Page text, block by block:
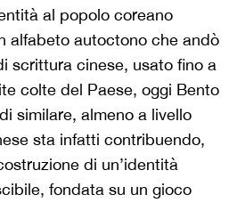
al popolo coreano
alfabeto autoctono che andò
scrittura cinese, usato fino a
colte del Paese, oggi Bento
similare, almeno a livello
sta infatti contribuendo,
di un’identità
fondata su un gioco